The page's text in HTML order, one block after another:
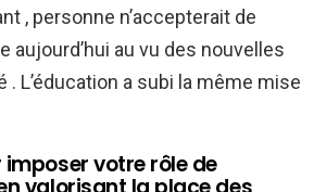
, personne n’accepterait de
aujourd’hui au vu des nouvelles
L’éducation a subi la même mise
imposer votre rôle de